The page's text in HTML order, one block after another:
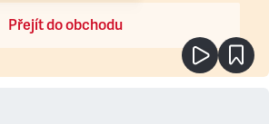
Přejít do obchodu